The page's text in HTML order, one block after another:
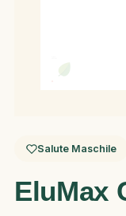
Salute Maschile
EluMax